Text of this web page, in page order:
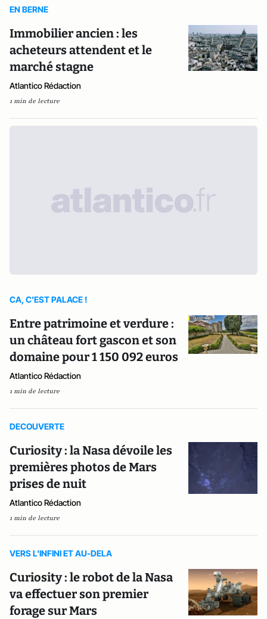
EN BERNE
Immobilier ancien : les
acheteurs attendent et le
marché stagne
Atlantico Rédaction
1 min de lecture
CA, C'EST PALACE !
Entre patrimoine et verdure :
un château fort gascon et son
domaine pour 1 150 092 euros
Atlantico Rédaction
1 min de lecture
DECOUVERTE
Curiosity : la Nasa dévoile les
premières photos de Mars
prises de nuit
Atlantico Rédaction
1 min de lecture
VERS L'INFINI ET AU-DELA
Curiosity : le robot de la Nasa
va effectuer son premier
forage sur Mars